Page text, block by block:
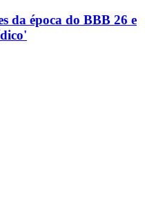
da época do BBB 26 e